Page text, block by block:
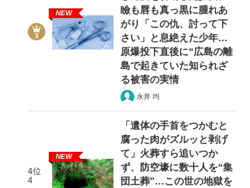
NEW
瞼も唇も真っ黒に腫れあ
がり「この仇、討って下
さい」と息絶えた少年…
原爆投下直後に“広島の離
島で起きていた知られざ
る被害の実情
永井 均
4位
4
NEW
「遺体の手首をつかむと
腐った肉がズルッと剥げ
て」火葬すら追いつか
ず、防空壕に数十人を“集
団土葬”…この世の地獄を